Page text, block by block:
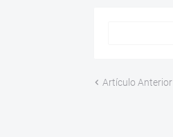
Artículo Anterior